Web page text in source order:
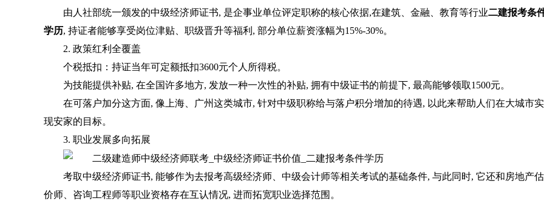
由人社部统一颁发的中级经济师证书, 是企事业单位评定职称的核心依据,在建筑、金融、教育等行业二建报考条
学历, 持证者能够享受岗位津贴、职级晋升等福利, 部分单位薪资涨幅为15%-30%。
2. 政策红利全覆盖
个税抵扣：持证当年可定额抵扣3600元个人所得税。
为技能提供补贴, 在全国许多地方, 发放一种一次性的补贴, 拥有中级证书的前提下, 最高能够领取1500元。
在可落户加分这方面, 像上海、广州这类城市, 针对中级职称给与落户积分增加的待遇, 以此来帮助人们在大城市实
现安家的目标。
3. 职业发展多向拓展
考取中级经济师证书, 能够作为去报考高级经济师、中级会计师等相关考试的基础条件, 与此同时, 它还和房地产估
价师、咨询工程师等职业资格存在互认情况, 进而拓宽职业选择范围。